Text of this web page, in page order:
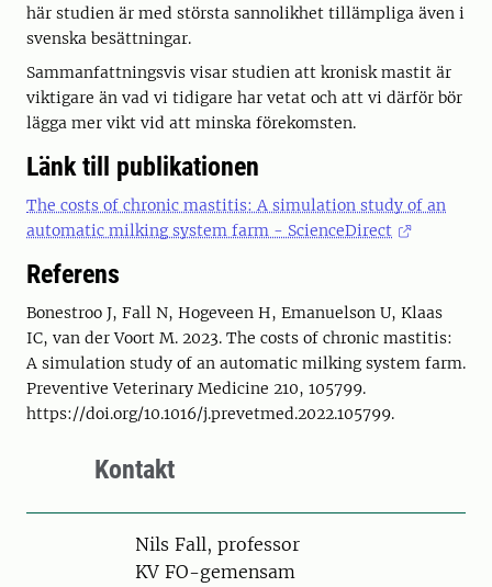
här studien är med största sannolikhet tillämpliga även i
svenska besättningar.
Sammanfattningsvis visar studien att kronisk mastit är
viktigare än vad vi tidigare har vetat och att vi därför bör
lägga mer vikt vid att minska förekomsten.
Länk till publikationen
The costs of chronic mastitis: A simulation study of an
automatic milking system farm - ScienceDirect
Referens
Bonestroo J, Fall N, Hogeveen H, Emanuelson U, Klaas
IC, van der Voort M. 2023. The costs of chronic mastitis:
A simulation study of an automatic milking system farm.
Preventive Veterinary Medicine 210, 105799.
https://doi.org/10.1016/j.prevetmed.2022.105799.
Kontakt
PersonNils Fall, professor
KV FO-gemensam